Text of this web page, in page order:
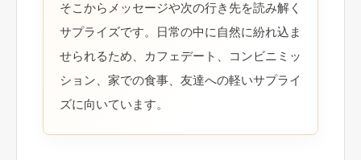
そこからメッセージや次の行き先を読み解く
サプライズです。日常の中に自然に紛れ込ま
せられるため、カフェデート、コンビニミッ
ション、家での食事、友達への軽いサプライ
ズに向いています。